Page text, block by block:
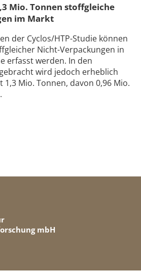
Mio. Tonnen stoffgleiche
im Markt
der Cyclos/HTP-Studie können
Nicht-Verpackungen in
erfasst werden. In den
wird jedoch erheblich
Mio. Tonnen, davon 0,96 Mio.
mbH